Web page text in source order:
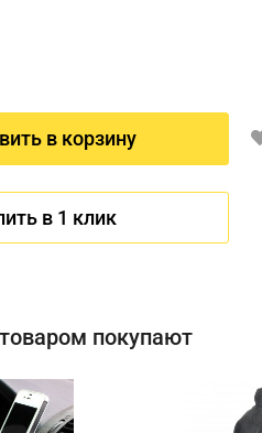
в корзину
в 1 клик
покупают